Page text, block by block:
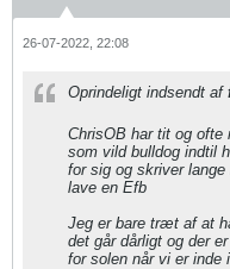
26-07-2022, 22:08
Oprindeligt indsendt af
ChrisOB har tit og ofte
som vild bulldog indtil
for sig og skriver
lave en Efb
Jeg er bare træt af at
det går dårligt og der
for solen når vi er inde